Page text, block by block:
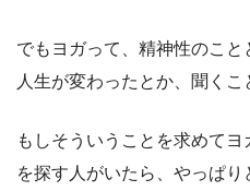
でもヨガって、精神性のこと
人生が変わったとか、聞くこ
もしそういうことを求めて
を探す人がいたら、やっぱ